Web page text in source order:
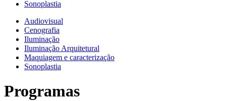
Sonoplastia
Audiovisual
Cenografia
Iluminação
Iluminação Arquitetural
Maquiagem e caracterização
Sonoplastia
Programas